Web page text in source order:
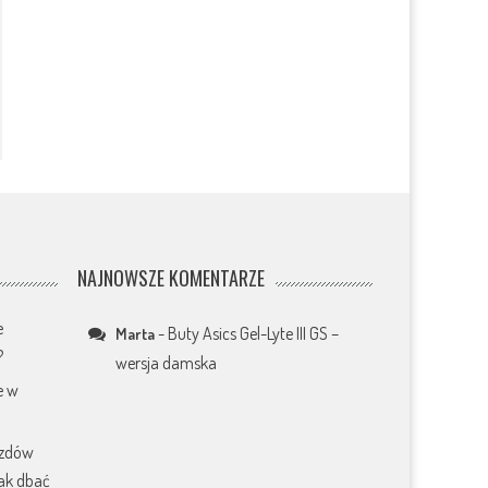
w
dbać
NAJNOWSZE KOMENTARZE
Marta- Buty Asics Gel-Lyte III GS –
wersja damska